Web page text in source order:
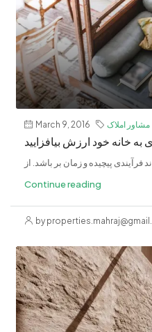
March 9, 2016 مشاور املاک
خانه خود ارزش بیافزایید
Continue reading
by